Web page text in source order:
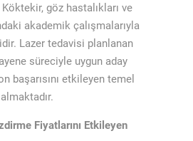
göz hastalıkları ve
akademik çalışmalarıyla
Lazer tedavisi planlanan
süreciyle uygun aday
başarısını etkileyen temel
Fiyatlarını Etkileyen